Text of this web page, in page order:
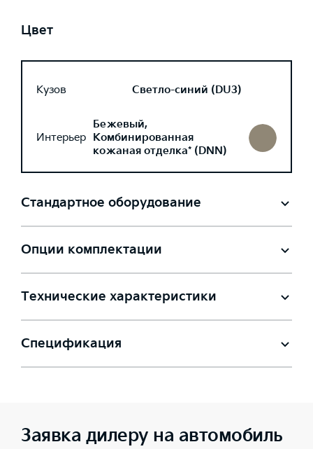
Цвет
Кузов Светло-синий (DU3)
Интерьер
Бежевый,
Комбинированная
кожаная отделка* (DNN)
Стандартное оборудование
Опции комплектации
Технические характеристики
Спецификация
Заявка дилеру на автомобиль